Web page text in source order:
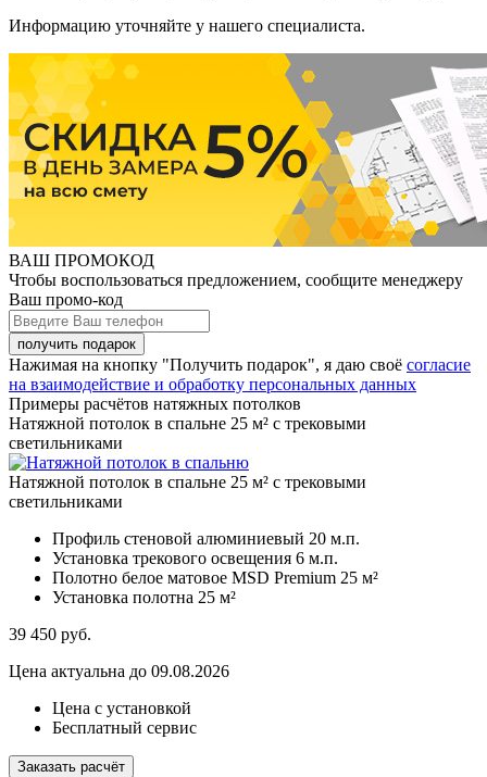
Информацию уточняйте у нашего специалиста.
ВАШ ПРОМОКОД
Чтобы воспользоваться предложением, сообщите менеджеру
Ваш промо-код
Нажимая на кнопку "Получить подарок", я даю своё согласие
на взаимодействие и обработку персональных данных
Примеры расчётов натяжных потолков
Натяжной потолок в спальне 25 м² с трековыми
светильниками
Натяжной потолок в спальне 25 м² с трековыми
светильниками
Профиль стеновой алюминиевый 20 м.п.
Установка трекового освещения 6 м.п.
Полотно белое матовое MSD Premium 25 м²
Установка полотна 25 м²
39 450 руб.
Цена актуальна до 09.08.2026
Цена с установкой
Бесплатный сервис
Заказать расчёт